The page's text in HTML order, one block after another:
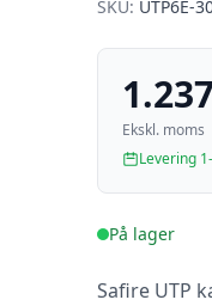
SKU: UTP6E-
Ekskl. moms
Levering
På lager
Safire UTP